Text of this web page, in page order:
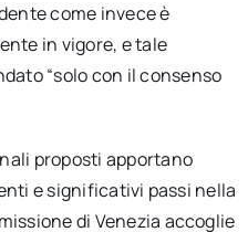
come invece è
in vigore, e tale
“solo con il consenso
proposti apportano
e significativi passi nella
di Venezia accoglie